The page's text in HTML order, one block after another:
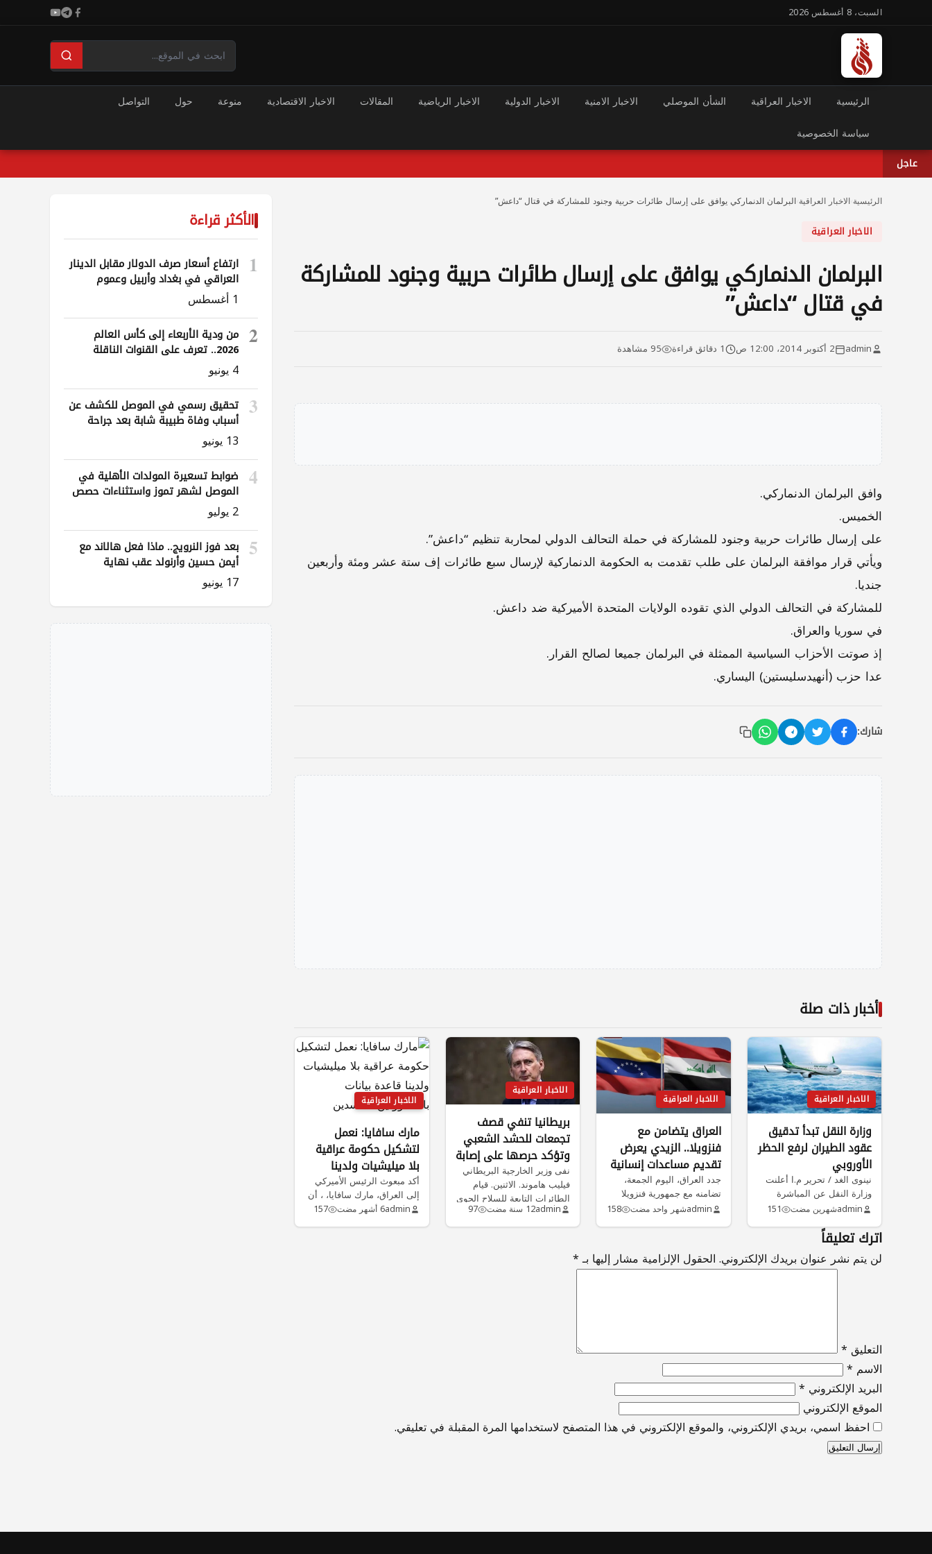
السبت، 8 أغسطس 2026
الرئيسية الاخبار العراقية الشأن الموصلي الاخبار الامنية الاخبار الدولية الاخبار الرياضية المقالات الاخبار الاقتصادية منوعة حول
التواصل
سياسة الخصوصية
عاجل
الرئيسية الاخبار العراقية البرلمان الدنماركي يوافق على إرسال طائرات حربية وجنود للمشاركة في قتال “داعش”
الاخبار العراقية
البرلمان الدنماركي يوافق على إرسال طائرات حربية وجنود للمشاركة
في قتال “داعش”
admin 2 أكتوبر 2014، 12:00 ص 1 دقائق قراءة 95 مشاهدة
وافق البرلمان الدنماركي.
الخميس.
على إرسال طائرات حربية وجنود للمشاركة في حملة التحالف الدولي لمحاربة تنظيم “داعش”.
ويأتي قرار موافقة البرلمان على طلب تقدمت به الحكومة الدنماركية لإرسال سبع طائرات إف ستة عشر ومئة وأربعين
جنديا.
للمشاركة في التحالف الدولي الذي تقوده الولايات المتحدة الأميركية ضد داعش.
في سوريا والعراق.
إذ صوتت الأحزاب السياسية الممثلة في البرلمان جميعا لصالح القرار.
عدا حزب (أنهيدسليستين) اليساري.
شارك:
أخبار ذات صلة
الاخبار العراقية
وزارة النقل تبدأ تدقيق
عقود الطيران لرفع الحظر
الأوروبي
نينوى الغد / تحرير م.ا أعلنت
وزارة النقل عن المباشرة
بحملة مراجعة وتقييم شاملة…
adminشهرين مضت 151
الاخبار العراقية
العراق يتضامن مع
فنزويلا.. الزيدي يعرض
تقديم مساعدات إنسانية
لضحايا الزلزال
جدد العراق، اليوم الجمعة،
تضامنه مع جمهورية فنزويلا
البوليفارية، على خلفية الزلزال
adminشهر واحد مضت 158
الاخبار العراقية
بريطانيا تنفي قصف
تجمعات للحشد الشعبي
وتؤكد حرصها على إصابة
أهدافها بدقة
نفى وزير الخارجية البريطاني
فيليب هاموند. الاثنين. قيام
الطائرات التابعة للسلاح الجوي
الملكي بقصف…
admin12 سنة مضت 97
الاخبار العراقية
مارك سافايا: نعمل
لتشكيل حكومة عراقية
بلا ميليشيات ولدينا
قاعدة بيانات
بالمسؤولين الفاسدين
أكد مبعوث الرئيس الأميركي
إلى العراق، مارك سافايا، ، أن
فريقه يعمل ميدانيا في…
admin6 أشهر مضت 157
اترك تعليقاً
لن يتم نشر عنوان بريدك الإلكتروني.الحقول الإلزامية مشار إليها بـ*
التعليق*
الاسم *
البريد الإلكتروني *
الموقع الإلكتروني
احفظ اسمي، بريدي الإلكتروني، والموقع الإلكتروني في هذا المتصفح لاستخدامها المرة المقبلة في تعليقي.
الأكثر قراءة
1
ارتفاع أسعار صرف الدولار مقابل الدينار
العراقي في بغداد وأربيل وعموم
المحافظات
1 أغسطس
2 من ودية الأربعاء إلى كأس العالم
2026.. تعرف على القنوات الناقلة
لمباريات العراق
4 يونيو
3 تحقيق رسمي في الموصل للكشف عن
أسباب وفاة طبيبة شابة بعد جراحة
ناظورية
13 يونيو
4 ضوابط تسعيرة المولدات الأهلية في
الموصل لشهر تموز واستثناءات حصص
الوقود
2 يوليو
5 بعد فوز النرويج.. ماذا فعل هالاند مع
أيمن حسين وأرنولد عقب نهاية
المباراة؟
17 يونيو